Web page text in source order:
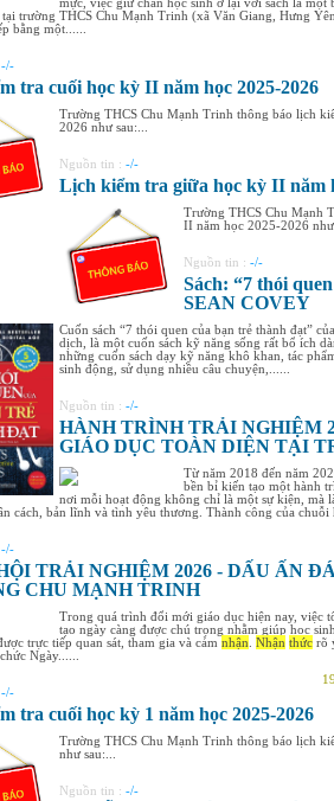
trường THCS Chu Mạnh Trinh (xã Văn Giang, Hưng
bằng một......
-/-
tra cuối học kỳ II năm học 2025-2026
Trường THCS Chu Mạnh Trinh thông báo lịch
2026 như sau:...
Nguồn tin : -/-
Lịch kiểm tra giữa học kỳ II năm
Trường THCS Chu Mạnh
II năm học 2025-2026 như
Nguồn tin : -/-
Sách: “7 thói
SEAN COVEY
Cuốn sách “7 thói quen của bạn trẻ thành đạt”
dịch, là một cuốn sách kỹ năng sống rất bổ ích
những cuốn sách dạy kỹ năng khô khan, tác
sinh động, sử dụng nhiều câu chuyện,......
Nguồn tin : -/-
HÀNH TRÌNH TRẢI NGHIỆM
GIÁO DỤC TOÀN DIỆN TẠI
Từ năm 2018 đến năm
bền bỉ kiến tạo một hành
nơi mỗi hoạt động không chỉ là một sự kiện, mà
cách, bản lĩnh và tình yêu thương. Thành công của chuỗi
-/-
TRẢI NGHIỆM 2026 - DẤU ẤN
CHU MẠNH TRINH
Trong quá trình đổi mới giáo dục hiện nay, việc
tạo ngày càng được chú trọng nhằm giúp học
trực tiếp quan sát, tham gia và cảm nhận Nhận thức rõ
Ngày......
-/-
tra cuối học kỳ 1 năm học 2025-2026
Trường THCS Chu Mạnh Trinh thông báo lịch
như sau:...
Nguồn tin : -/-